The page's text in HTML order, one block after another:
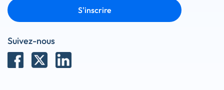
S'inscrire
Suivez-nous